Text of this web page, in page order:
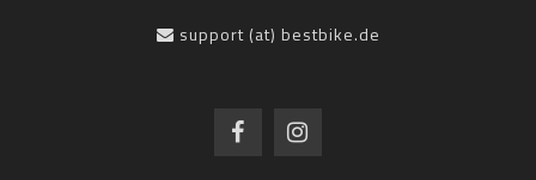
support (at) bestbike.de